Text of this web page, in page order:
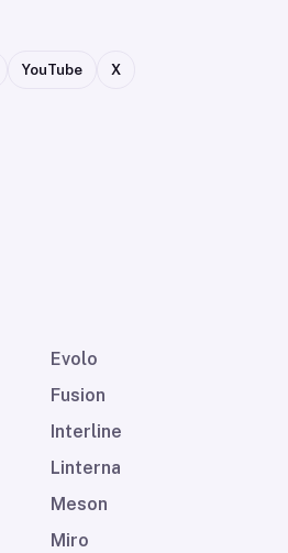
YouTube X
Evolo
Fusion
Interline
Linterna
Meson
Miro